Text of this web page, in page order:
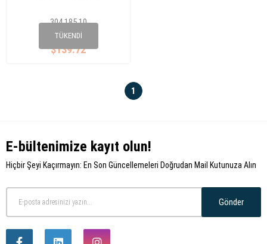
TÜKENDI
304 185 10
$139.72
076 121 301 B
1
E-bültenimize kayıt olun!
Hiçbir Şeyi Kaçırmayın: En Son Güncellemeleri Doğrudan Mail Kutunuza Alın
Gönder